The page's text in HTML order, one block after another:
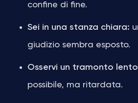
confine di fine.
Sei in una stanza chiara:
giudizio sembra esposto.
Osservi un tramonto
possibile, ma ritardata.